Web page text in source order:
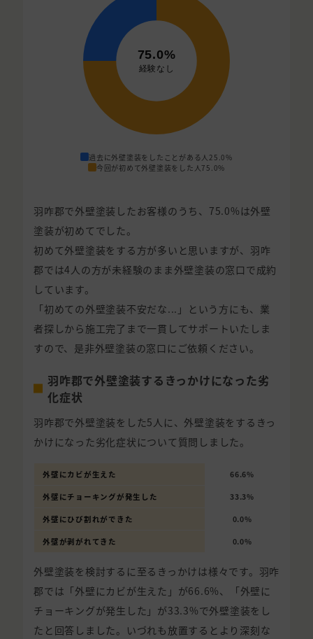
過去に外壁塗装をしたことがある人 25.0%
今回が初めて外壁塗装をした人 75.0%
羽咋郡で外壁塗装したお客様のうち、75.0%は外壁
塗装が初めてでした。
初めて外壁塗装をする方が多いと思いますが、羽咋
郡では4人の方が未経験のまま外壁塗装の窓口で成約
しています。
「初めての外壁塗装不安だな...」という方にも、業
者探しから施工完了まで一貫してサポートいたしま
すので、是非外壁塗装の窓口にご依頼ください。
羽咋郡で外壁塗装するきっかけになった劣
化症状
羽咋郡で外壁塗装をした5人に、外壁塗装をするきっ
かけになった劣化症状について質問しました。
外壁にカビが生えた 66.6%
外壁にチョーキングが発生した 33.3%
外壁にひび割れができた 0.0%
外壁が剥がれてきた 0.0%
外壁塗装を検討するに至るきっかけは様々です。羽咋
郡では「外壁にカビが生えた」が66.6%、「外壁に
チョーキングが発生した」が33.3%で外壁塗装をし
たと回答しました。いづれも放置するとより深刻な